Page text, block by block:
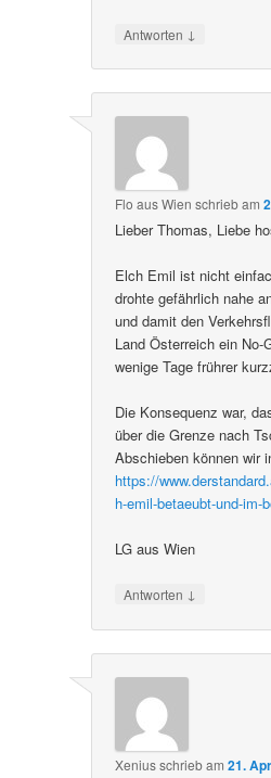
Antworten ↓
Flo aus Wien schriebam
Lieber Thomas, Liebe
Elch Emil ist nicht
drohte gefährlich nahe
und damit den
Land Österreich ein
wenige Tage frührer
Die Konsequenz war,
über die Grenze nach
Abschieben können wir
https://
h-emil-betaeubt-und-im-
LG aus Wien
Antworten ↓
Xeniusschriebam21.